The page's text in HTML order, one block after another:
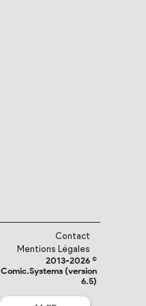
Contact
Mentions Légales
2013-2026 ©
Comic.Systems (version
6.5)